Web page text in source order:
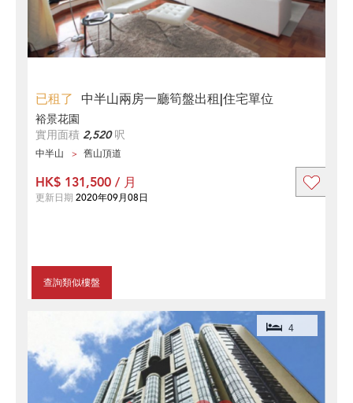
已租了 中半山兩房一廳筍盤出租|住宅單位
裕景花園
實用面積 2,520呎
中半山 舊山頂道
查詢類似樓盤
HK$ 131,500 / 月
更新日期 2020年09月08日
4